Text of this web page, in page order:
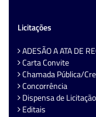
Licitações
ADESÃO A ATA DE
Carta Convite
Chamada Pública/
Concorrência
Dispensa de Licitação
Editais